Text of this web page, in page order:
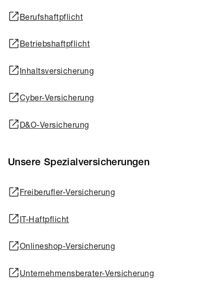
Berufshaftpflicht
Betriebshaftpflicht
Inhaltsversicherung
Cyber-Versicherung
D&O-Versicherung
Unsere Spezialversicherungen
Freiberufler-Versicherung
IT-Haftpflicht
Onlineshop-Versicherung
Unternehmensberater-Versicherung